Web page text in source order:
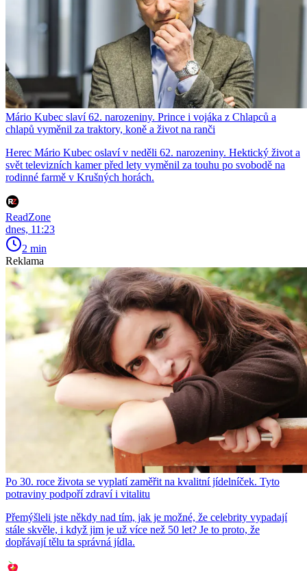
Mário Kubec slaví 62. narozeniny. Prince i vojáka z Chlapců a
chlapů vyměnil za traktory, koně a život na ranči
Herec Mário Kubec oslaví v neděli 62. narozeniny. Hektický život a
svět televizních kamer před lety vyměnil za touhu po svobodě na
rodinné farmě v Krušných horách.
ReadZone
dnes, 11:23
2 min
Reklama
Po 30. roce života se vyplatí zaměřit na kvalitní jídelníček. Tyto
potraviny podpoří zdraví i vitalitu
Přemýšleli jste někdy nad tím, jak je možné, že celebrity vypadají
stále skvěle, i když jim je už více než 50 let? Je to proto, že
dopřávají tělu ta správná jídla.